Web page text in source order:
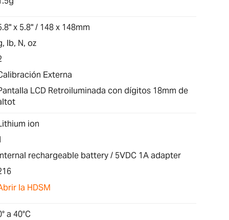
x 5.8" / 148 x 148mm
lb, N, oz
Externa
LCD Retroiluminada con dígitos 18mm de
ion
rechargeable battery / 5VDC 1A adapter
la HDSM
a 40°C